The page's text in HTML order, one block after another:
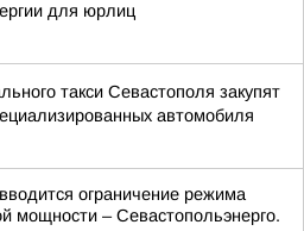
для юрлиц
такси Севастополя закупят
автомобиля
ограничение режима
мощности – Севастопольэнерго.